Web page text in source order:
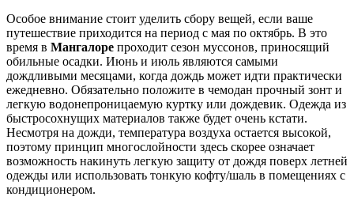
Особое внимание стоит уделить сбору вещей, если ваше
путешествие приходится на период с мая по октябрь. В это
время в Мангалоре проходит сезон муссонов, приносящий
обильные осадки. Июнь и июль являются самыми
дождливыми месяцами, когда дождь может идти практически
ежедневно. Обязательно положите в чемодан прочный зонт и
легкую водонепроницаемую куртку или дождевик. Одежда из
быстросохнущих материалов также будет очень кстати.
Несмотря на дожди, температура воздуха остается высокой,
поэтому принцип многослойности здесь скорее означает
возможность накинуть легкую защиту от дождя поверх летней
одежды или использовать тонкую кофту/шаль в помещениях с
кондиционером.